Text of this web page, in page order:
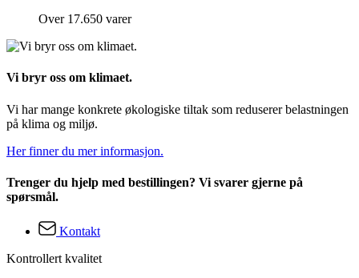
Over 17.650 varer
Vi bryr oss om klimaet.
Vi har mange konkrete økologiske tiltak som reduserer belastningen
på klima og miljø.
Her finner du mer informasjon.
Trenger du hjelp med bestillingen? Vi svarer gjerne på
spørsmål.
Kontakt
Kontrollert kvalitet